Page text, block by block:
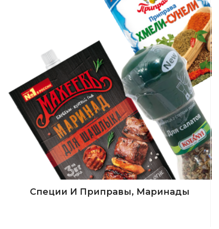
Специи И Приправы, Маринады